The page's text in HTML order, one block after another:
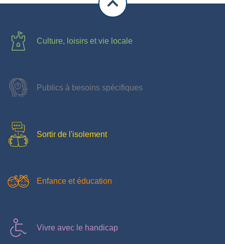
Culture, loisirs et vie locale
Publics à besoins spécifiques
Sortir de l'isolement
Enfance et éducation
Vivre avec le handicap